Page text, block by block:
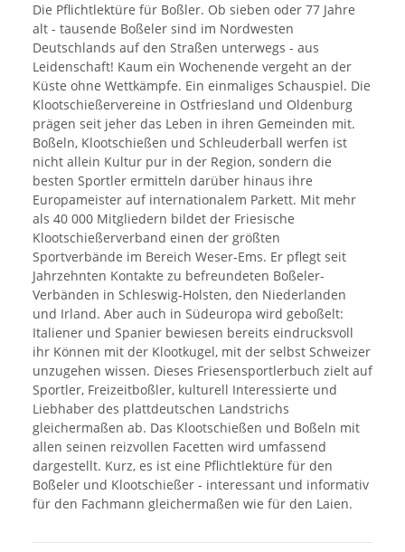
Die Pflichtlektüre für Boßler. Ob sieben oder 77 Jahre
alt - tausende Boßeler sind im Nordwesten
Deutschlands auf den Straßen unterwegs - aus
Leidenschaft! Kaum ein Wochenende vergeht an der
Küste ohne Wettkämpfe. Ein einmaliges Schauspiel. Die
Klootschießervereine in Ostfriesland und Oldenburg
prägen seit jeher das Leben in ihren Gemeinden mit.
Boßeln, Klootschießen und Schleuderball werfen ist
nicht allein Kultur pur in der Region, sondern die
besten Sportler ermitteln darüber hinaus ihre
Europameister auf internationalem Parkett. Mit mehr
als 40 000 Mitgliedern bildet der Friesische
Klootschießerverband einen der größten
Sportverbände im Bereich Weser-Ems. Er pflegt seit
Jahrzehnten Kontakte zu befreundeten Boßeler-
Verbänden in Schleswig-Holsten, den Niederlanden
und Irland. Aber auch in Südeuropa wird geboßelt:
Italiener und Spanier bewiesen bereits eindrucksvoll
ihr Können mit der Klootkugel, mit der selbst Schweizer
unzugehen wissen. Dieses Friesensportlerbuch zielt auf
Sportler, Freizeitboßler, kulturell Interessierte und
Liebhaber des plattdeutschen Landstrichs
gleichermaßen ab. Das Klootschießen und Boßeln mit
allen seinen reizvollen Facetten wird umfassend
dargestellt. Kurz, es ist eine Pflichtlektüre für den
Boßeler und Klootschießer - interessant und informativ
für den Fachmann gleichermaßen wie für den Laien.